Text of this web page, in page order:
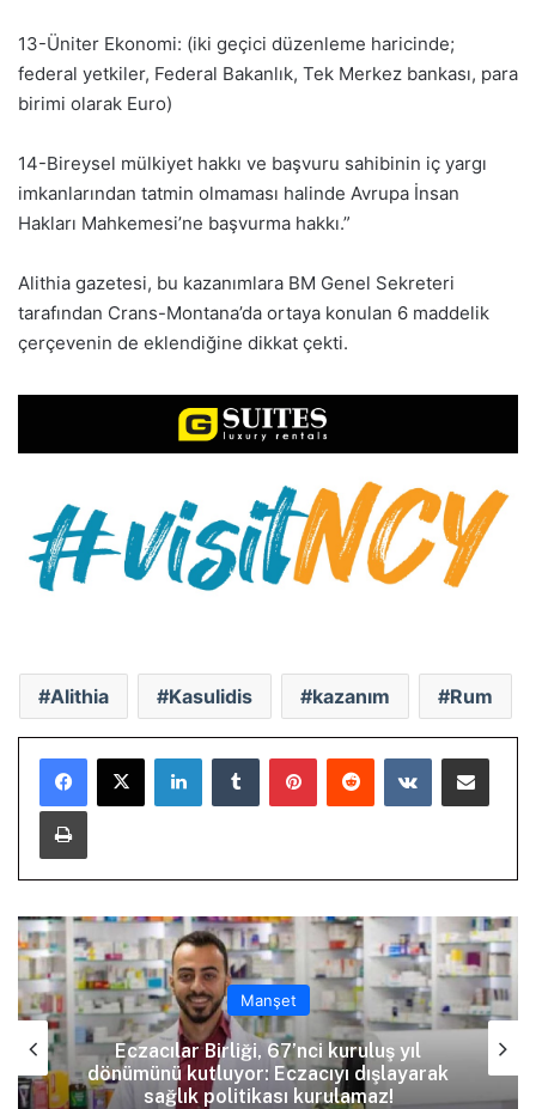
13-Üniter Ekonomi: (iki geçici düzenleme haricinde;
federal yetkiler, Federal Bakanlık, Tek Merkez bankası, para
birimi olarak Euro)
14-Bireysel mülkiyet hakkı ve başvuru sahibinin iç yargı
imkanlarından tatmin olmaması halinde Avrupa İnsan
Hakları Mahkemesi’ne başvurma hakkı.”
Alithia gazetesi, bu kazanımlara BM Genel Sekreteri
tarafından Crans-Montana’da ortaya konulan 6 maddelik
çerçevenin de eklendiğine dikkat çekti.
Alithia Kasulidis kazanım Rum
LinkedInTumblr PinterestReddit VKontakteE-Posta ile paylaş
Yazdır
Manşet
Eczacılar Birliği, 67’nci kuruluş yıl
dönümünü kutluyor: Eczacıyı dışlayarak
sağlık politikası kurulamaz!